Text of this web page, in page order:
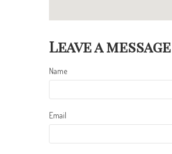
Leave a message
Name
Email